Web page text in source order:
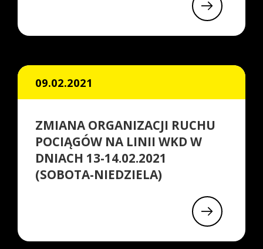
09.02.2021
ZMIANA ORGANIZACJI RUCHU
POCIĄGÓW NA LINII WKD W
DNIACH 13-14.02.2021
(SOBOTA-NIEDZIELA)